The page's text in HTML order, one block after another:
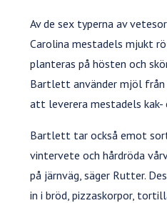
Av de sex typerna av
Carolina mestadels mjukt
planteras på hösten och
Bartlett använder mjöl
att leverera mestadels kak-
Bartlett tar också emot
vintervete och hårdröda
på järnväg, säger Rutter.
in i bröd, pizzaskorpor,